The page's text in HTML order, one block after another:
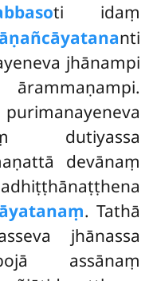
ti idaṃ
nti
jhānampi
dutiyassa
devānaṃ
. Tathā
jhānassa
assānaṃ